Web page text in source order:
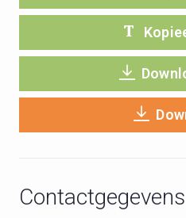
Contactgegevens